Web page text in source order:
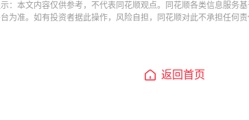
：本文内容仅供参考，不代表同花顺观点。同花顺各类信息服务
为准。如有投资者据此操作，风险自担，同花顺对此不承担任何责
返回首页